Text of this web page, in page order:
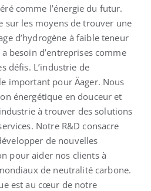
Français
comme l’énergie du futur.
sur les moyens de trouver une
d’hydrogène à faible teneur
besoin d’entreprises comme
défis. L’industrie de
important pour Äager. Nous
énergétique en douceur et
à trouver des solutions
Notre R&D consacre
de nouvelles
pour aider nos clients à
de neutralité carbone.
est au cœur de notre